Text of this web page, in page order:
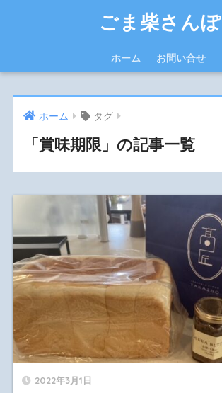
ごま柴さんぽ
ホーム お問い合せ
ホーム タグ
「賞味期限」の記事一覧
2022年3月1日